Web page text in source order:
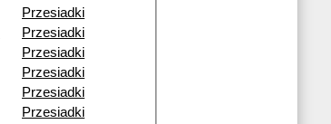
Przesiadki
Przesiadki
Przesiadki
Przesiadki
Przesiadki
Przesiadki